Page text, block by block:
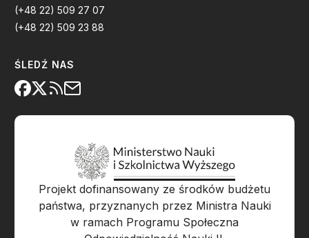
(+48 22) 509 27 07
(+48 22) 509 23 88
ŚLEDŹ NAS
Projekt dofinansowany ze środków budżetu
państwa, przyznanych przez Ministra Nauki
w ramach Programu Społeczna